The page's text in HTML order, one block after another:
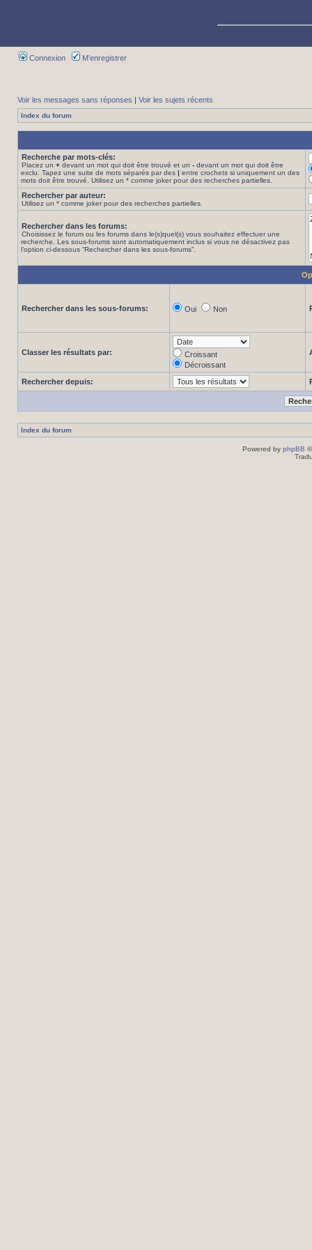
Connexion M’enregistrer
Voir les messages sans réponses | Voir les sujets récents
Index du forum
Recherche par mots-clés:
Placez un + devant un mot qui doit être trouvé et un - devant un mot qui doit être
exclu. Tapez une suite de mots séparés par des | entre crochets si uniquement un des
mots doit être trouvé. Utilisez un * comme joker pour des recherches partielles.
Rechercher par auteur:
Utilisez un * comme joker pour des recherches partielles.
Rechercher dans les forums:
Choisissez le forum ou les forums dans le(s)quel(s) vous souhaitez effectuer une
recherche. Les sous-forums sont automatiquement inclus si vous ne désactivez pas
l’option ci-dessous “Rechercher dans les sous-forums”.
Rechercher dans les sous-forums: Oui Non
Classer les résultats par:
Croissant
Décroissant
Rechercher depuis:
Index du forum
Powered by phpBB